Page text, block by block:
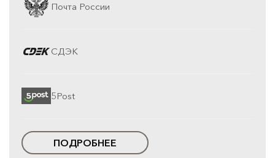
Почта России
СДЭК
5Post
ПОДРОБНЕЕ